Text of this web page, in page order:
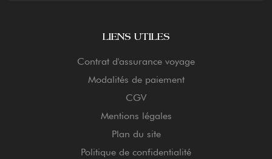
LIENS UTILES
Contrat d'assurance voyage
Modalités de paiement
CGV
Mentions légales
Plan du site
Politique de confidentialité